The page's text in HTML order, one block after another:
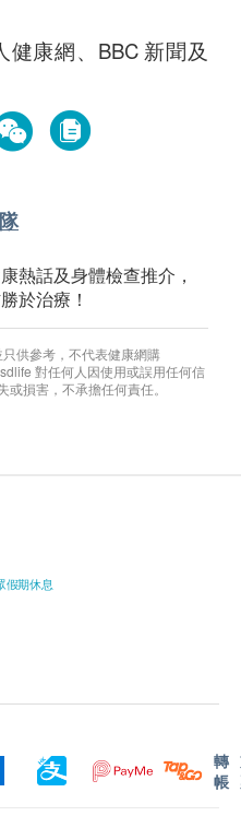
康網、BBC 新聞及
熱話及身體檢查推介，
於治療！
供參考，不代表健康網購
對任何人因使用或誤用任何信
損害，不承擔任何責任。
假期休息
轉
帳